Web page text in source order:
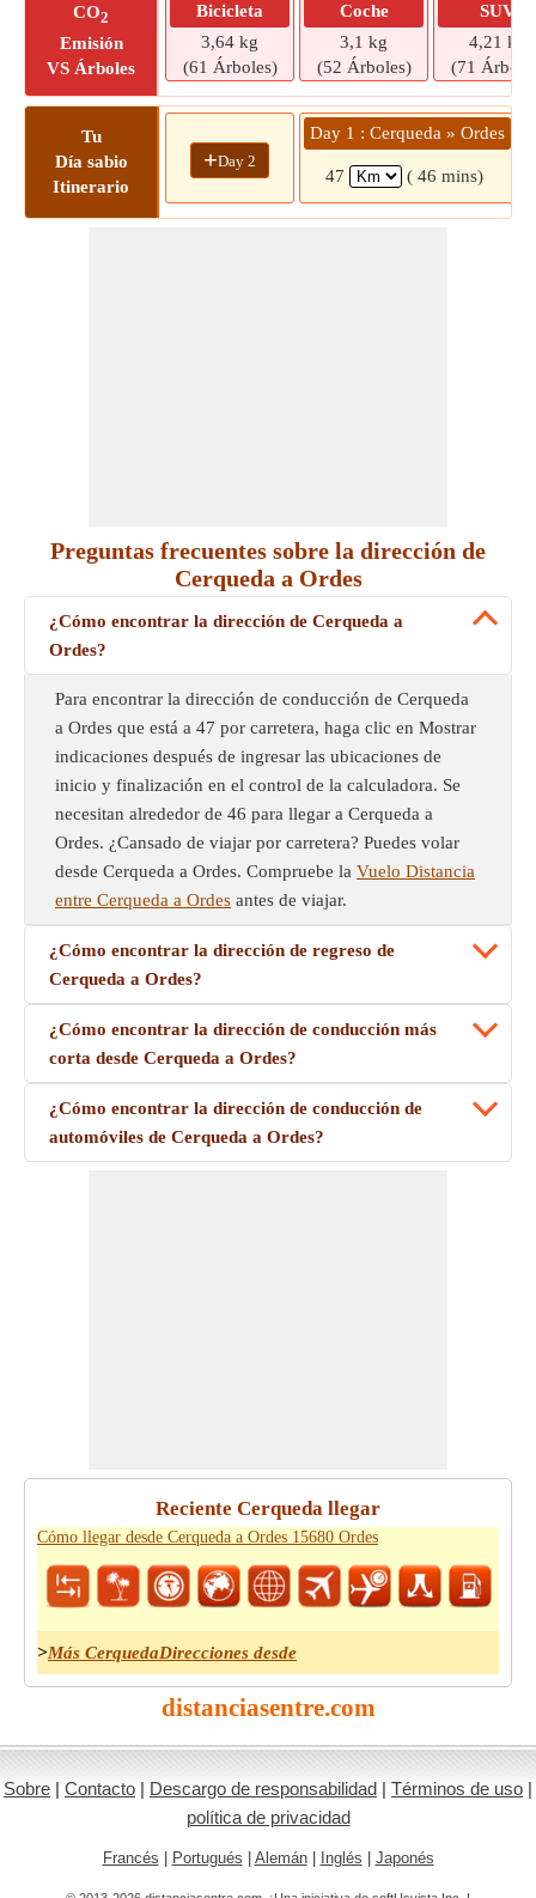
CO2
Emisión
VS Árboles
Bicicleta
3,64 kg
(61 Árboles)
Coche
3,1 kg
(52 Árboles)
SUV
4,21 kg
(71
Tu
Día sabio
Itinerario
+Day 2
Day 1 : Cerqueda » Ordes
47 ( 46 mins)
Preguntas frecuentes sobre la dirección de
Cerqueda a Ordes
¿Cómo encontrar la dirección de Cerqueda a
Ordes?
Para encontrar la dirección de conducción de Cerqueda
a Ordes que está a 47 por carretera, haga clic en Mostrar
indicaciones después de ingresar las ubicaciones de
inicio y finalización en el control de la calculadora. Se
necesitan alrededor de 46 para llegar a Cerqueda a
Ordes. ¿Cansado de viajar por carretera? Puedes volar
desde Cerqueda a Ordes. Compruebe la Vuelo Distancia
entre Cerqueda a Ordes antes de viajar.
¿Cómo encontrar la dirección de regreso de
Cerqueda a Ordes?
¿Cómo encontrar la dirección de conducción más
corta desde Cerqueda a Ordes?
¿Cómo encontrar la dirección de conducción de
automóviles de Cerqueda a Ordes?
Reciente Cerqueda llegar
Cómo llegar desde Cerqueda a Ordes 15680 Ordes
>Más CerquedaDirecciones desde
distanciasentre.com
Sobre | Contacto | Descargo de responsabilidad | Términos de uso |
política de privacidad
Francés Portugués Alemán| Inglés Japonés